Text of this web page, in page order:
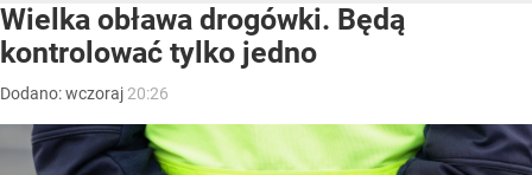
Wielka obława drogówki. Będą
kontrolować tylko jedno
Dodano:wczoraj 20:26